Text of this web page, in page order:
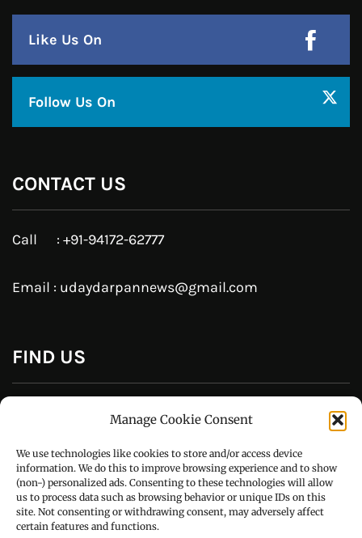
Manage Cookie Consent
We use technologies like cookies to store and/or access device
information. We do this to improve browsing experience and to show
(non-) personalized ads. Consenting to these technologies will allow
us to process data such as browsing behavior or unique IDs on this
site. Not consenting or withdrawing consent, may adversely affect
certain features and functions.
Pinterest
Instagram
Follow Us On
CONTACT US
Call : +91-94172-62777
Email : udaydarpannews@gmail.com